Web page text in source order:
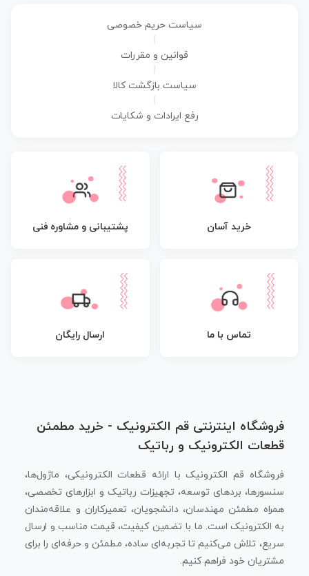
سیاست حریم خصوصی
قوانین و مقررات
سیاست بازگشت کالا
رفع ایرادات و شکایات
خرید آسان پشتیبانی و مشاوره فنی
تماس با ما ارسال رایگان
فروشگاه اینترنتی قم الکترونیک - خرید مطمئن
قطعات الکترونیک و رباتیک
فروشگاه قم الکترونیک با ارائه قطعات الکترونیکی، ماژول‌ها،
سنسورها، بردهای توسعه، تجهیزات رباتیک و ابزارهای تخصصی،
همراه مطمئن مهندسان، دانشجویان، تعمیرکاران و علاقه‌مندان
به الکترونیک است. ما با تضمین کیفیت، قیمت مناسب و ارسال
سریع، تلاش می‌کنیم تا تجربه‌ای ساده، مطمئن و حرفه‌ای را برای
مشتریان خود فراهم کنیم.